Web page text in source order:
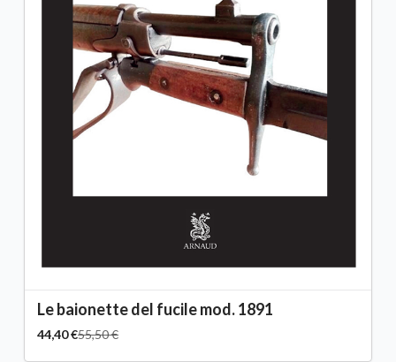
Le baionette del fucile mod. 1891
44,40 €55,50 €